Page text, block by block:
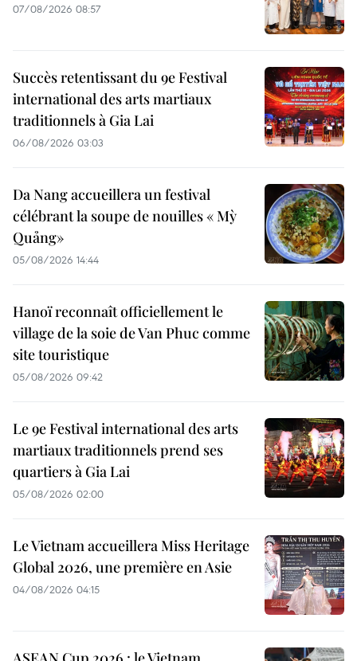
07/08/2026 08:57
Succès retentissant du 9e Festival
international des arts martiaux
traditionnels à Gia Lai
06/08/2026 03:03
Da Nang accueillera un festival
célébrant la soupe de nouilles « Mỳ
Quảng»
05/08/2026 14:44
Hanoï reconnaît officiellement le
village de la soie de Van Phuc comme
site touristique
05/08/2026 09:42
Le 9e Festival international des arts
martiaux traditionnels prend ses
quartiers à Gia Lai
05/08/2026 02:00
Le Vietnam accueillera Miss Heritage
Global 2026, une première en Asie
04/08/2026 04:15